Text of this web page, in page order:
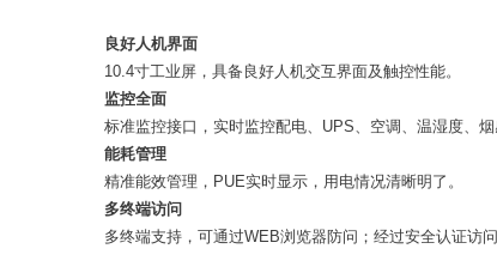
良好人机界面
10.4寸工业屏，具备良好人机交互界面及触控性能。
监控全面
标准监控接口，实时监控配电、UPS、空调、温湿度、烟
能耗管理
精准能效管理，PUE实时显示，用电情况清晰明了。
多终端访问
多终端支持，可通过WEB浏览器防问；经过安全认证访问